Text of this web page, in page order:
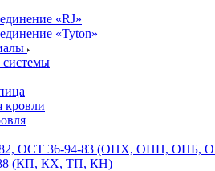
«RJ»
«Tyton»
кровли
82, ОСТ 36-94-83 (ОПХ, ОПП, ОПБ,
(КП, КХ, ТП, КН)